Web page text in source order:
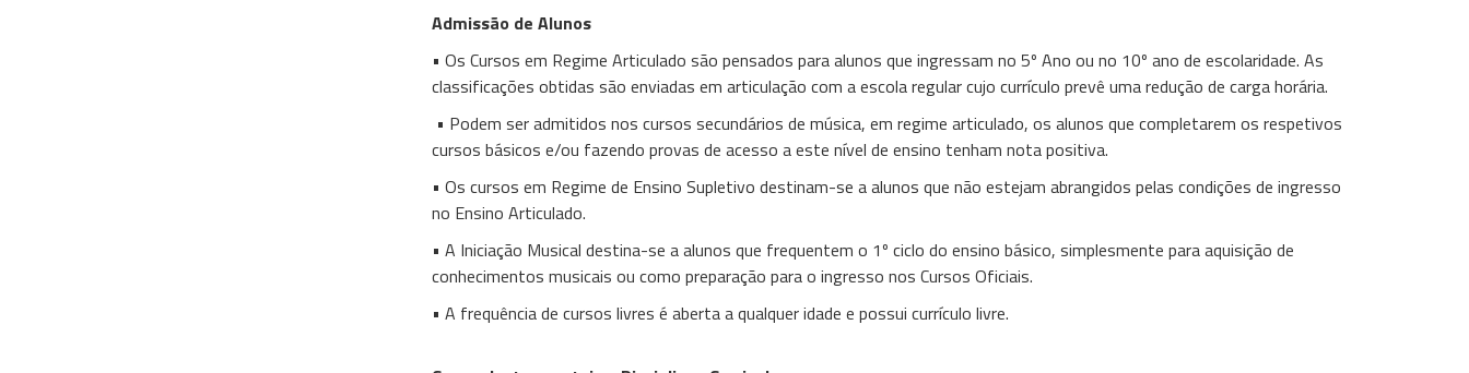
Admissão de Alunos
• Os Cursos em Regime Articulado são pensados para alunos que ingressam no 5º Ano ou no 10º ano de escolaridade. As
classificações obtidas são enviadas em articulação com a escola regular cujo currículo prevê uma redução de carga horária.
• Podem ser admitidos nos cursos secundários de música, em regime articulado, os alunos que completarem os respetivos
cursos básicos e/ou fazendo provas de acesso a este nível de ensino tenham nota positiva.
• Os cursos em Regime de Ensino Supletivo destinam-se a alunos que não estejam abrangidos pelas condições de ingresso
no Ensino Articulado.
• A Iniciação Musical destina-se a alunos que frequentem o 1º ciclo do ensino básico, simplesmente para aquisição de
conhecimentos musicais ou como preparação para o ingresso nos Cursos Oficiais.
• A frequência de cursos livres é aberta a qualquer idade e possui currículo livre.